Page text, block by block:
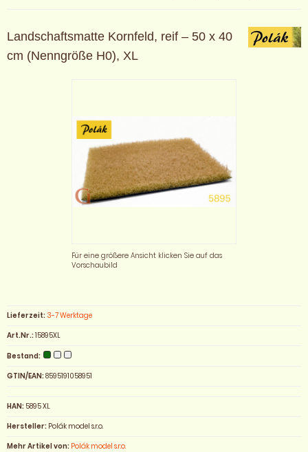
Landschaftsmatte Kornfeld, reif – 50 x 40
cm (Nenngröße H0), XL
Für eine größere Ansicht klicken Sie auf das
Vorschaubild
Lieferzeit: 3-7 Werktage
Art.Nr.:15895XL
Bestand:
GTIN/EAN:8595191058951
HAN: 5895 XL
Hersteller: Polák model s.r.o.
Mehr Artikel von: Polák model s.r.o.